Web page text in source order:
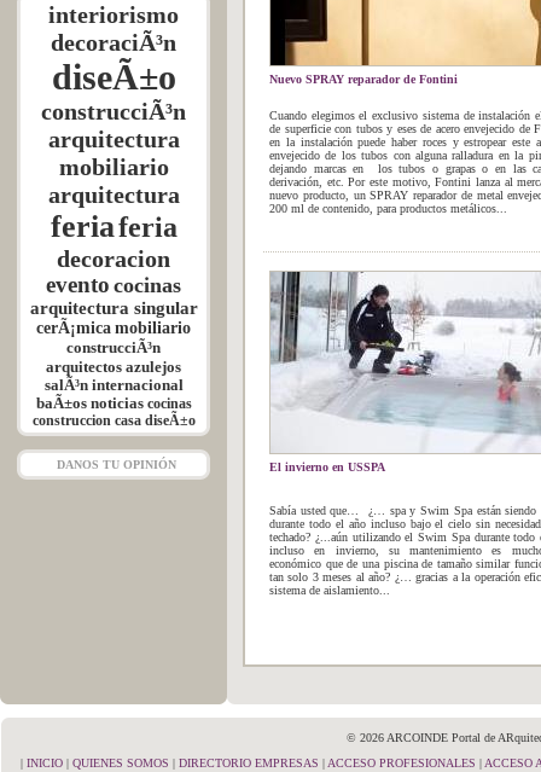
interiorismo
decoraciÃ³n
diseÃ±o
construcciÃ³n
arquitectura
mobiliario
arquitectura
feriaferia
decoracion
evento cocinas
arquitectura singular
cerÃ¡mica mobiliario
construcciÃ³n
arquitectos azulejos
salÃ³n internacional
baÃ±os noticias cocinas
construccion casa diseÃ±o
DANOS TU OPINIÓN
Nuevo SPRAY reparador de Fontini
Cuando elegimos el exclusivo sistema de instalación
de superficie con tubos y eses de acero envejecido de
en la instalación puede haber roces y estropear este
envejecido de los tubos con alguna ralladura en la
dejando marcas en los tubos o grapas o en las
derivación, etc. Por este motivo, Fontini lanza al
nuevo producto, un SPRAY reparador de metal
200 ml de contenido, para productos metálicos...
El invierno en USSPA
Sabía usted que… ¿… spa y Swim Spa están siendo
durante todo el año incluso bajo el cielo sin
techado? ¿...aún utilizando el Swim Spa durante todo
incluso en invierno, su mantenimiento es
económico que de una piscina de tamaño similar
tan solo 3 meses al año? ¿… gracias a la operación
sistema de aislamiento...
© 2026 ARCOINDE Portal de
| INICIO | QUIENES SOMOS | DIRECTORIO EMPRESAS | ACCESO PROFESIONALES | ACCESO